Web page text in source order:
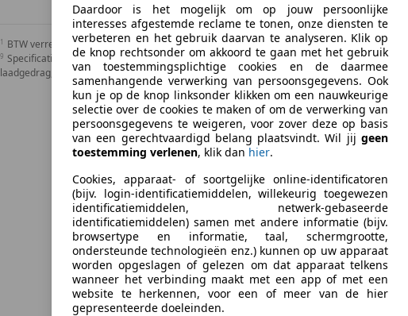
BTW verrekenbaar
Specificatie van de fabrikant voor nieuwe voertuigen. Afhankelijk van de kilometerstand,
laadgedrag, kan de radius van occasies aanzienlijk variëren.
Daardoor is het mogelijk om op jouw persoonlijke
interesses afgestemde reclame te tonen, onze diensten te
verbeteren en het gebruik daarvan te analyseren. Klik op
de knop rechtsonder om akkoord te gaan met het gebruik
van toestemmingsplichtige cookies en de daarmee
samenhangende verwerking van persoonsgegevens. Ook
kun je op de knop linksonder klikken om een nauwkeurige
selectie over de cookies te maken of om de verwerking van
persoonsgegevens te weigeren, voor zover deze op basis
van een gerechtvaardigd belang plaatsvindt. Wil jij geen
toestemming verlenen, klik dan hier.
Cookies, apparaat- of soortgelijke online-identificatoren
(bijv. login-identificatiemiddelen, willekeurig toegewezen
identificatiemiddelen, netwerk-gebaseerde
identificatiemiddelen) samen met andere informatie (bijv.
browsertype en informatie, taal, schermgrootte,
ondersteunde technologieën enz.) kunnen op uw apparaat
worden opgeslagen of gelezen om dat apparaat telkens
wanneer het verbinding maakt met een app of met een
website te herkennen, voor een of meer van de hier
gepresenteerde doeleinden.